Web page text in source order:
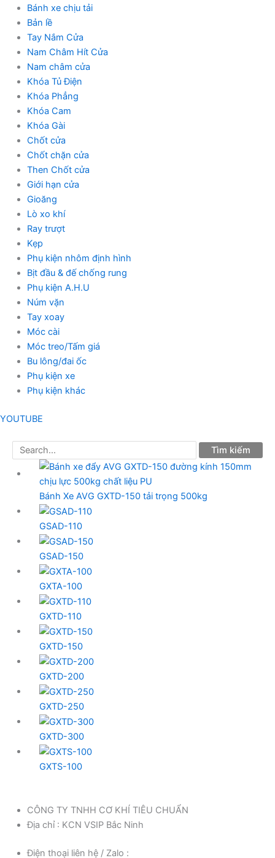
Bánh xe chịu tải
Bản lề
Tay Nắm Cửa
Nam Châm Hít Cửa
Nam châm cửa
Khóa Tủ Điện
Khóa Phẳng
Khóa Cam
Khóa Gài
Chốt cửa
Chốt chặn cửa
Then Chốt cửa
Giới hạn cửa
Gioăng
Lò xo khí
Ray trượt
Kẹp
Phụ kiện nhôm định hình
Bịt đầu & đế chống rung
Phụ kiện A.H.U
Núm vặn
Tay xoay
Móc cài
Móc treo/Tấm giá
Bu lông/đai ốc
Phụ kiện xe
Phụ kiện khác
YOUTUBE
Bánh Xe AVG GXTD-150 tải trọng 500kg
GSAD-110
GSAD-150
GXTA-100
GXTD-110
GXTD-150
GXTD-200
GXTD-250
GXTD-300
GXTS-100
CÔNG TY TNHH CƠ KHÍ TIÊU CHUẨN
Địa chỉ : KCN VSIP Bắc Ninh
Điện thoại liên hệ / Zalo :